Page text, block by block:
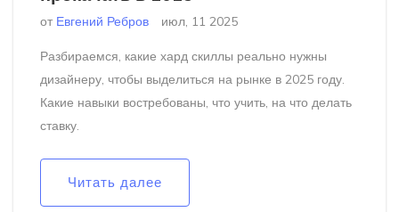
от Евгений Ребров июл, 11 2025
Разбираемся, какие хард скиллы реально нужны
дизайнеру, чтобы выделиться на рынке в 2025 году.
Какие навыки востребованы, что учить, на что делать
ставку.
Читать далее